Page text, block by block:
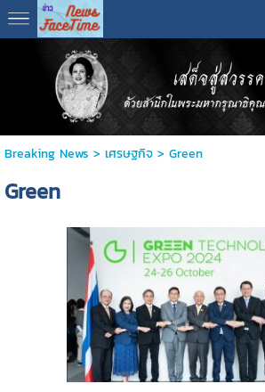
Breaking News > เศรษฐกิจ> Green
Green